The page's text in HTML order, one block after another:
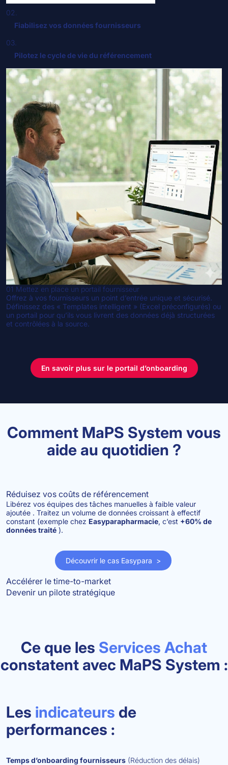
02.
Fiabilisez vos données fournisseurs
03.
Pilotez le cycle de vie du référencement
01 Mettez en place un portail fournisseur
Offrez à vos fournisseurs un point d’entrée unique et sécurisé.
Définissez des « Templates intelligent » (Excel préconfigurés) ou
un portail pour qu’ils vous livrent des données déjà structurées
et contrôlées à la source.
En savoir plus sur le portail d’onboarding
Comment MaPS System vous
aide au quotidien ?
Réduisez vos coûts de référencement
Libérez vos équipes des tâches manuelles à faible valeur
ajoutée . Traitez un volume de données croissant à effectif
constant (exemple chez Easyparapharmacie, c’est +60% de
données traité ).
Découvrir le cas Easypara >
Accélérer le time-to-market
Devenir un pilote stratégique
Ce que les Services Achat
constatent avec MaPS System :
Les indicateurs de
performances :
Temps d’onboarding fournisseurs (Réduction des délais)